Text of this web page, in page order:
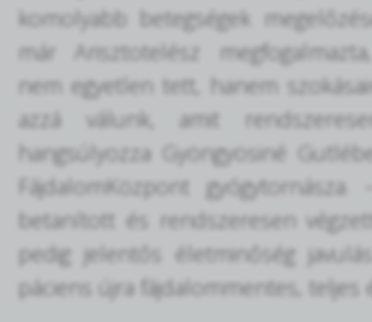
komolyabb betegségek
már Arisztotelész
nem egyetlen tett, hanem
azzá válunk, amit
hangsúlyozza Gyöngyösiné
FájdalomKözpont
betanított és rendszeresen
pedig jelentős életminőség
páciens újra fájdalommentes, teljes